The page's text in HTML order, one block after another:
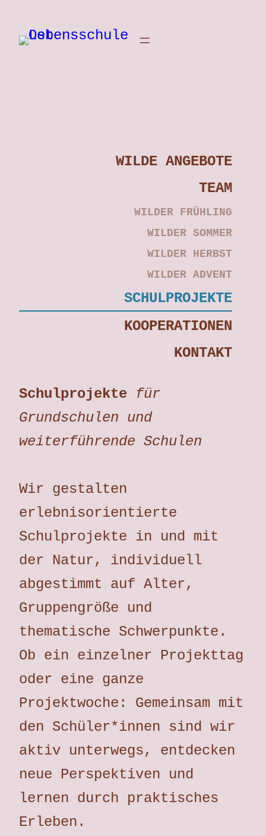
Inhalt
WILDE ANGEBOTE
TEAM
WILDER FRÜHLING
WILDER SOMMER
WILDER HERBST
WILDER ADVENT
SCHULPROJEKTE
KOOPERATIONEN
KONTAKT
Schulprojekte für
Grundschulen und
weiterführende Schulen
Wir gestalten
erlebnisorientierte
Schulprojekte in und mit
der Natur, individuell
abgestimmt auf Alter,
Gruppengröße und
thematische Schwerpunkte.
Ob ein einzelner Projekttag
oder eine ganze
Projektwoche: Gemeinsam mit
den Schüler*innen sind wir
aktiv unterwegs, entdecken
neue Perspektiven und
lernen durch praktisches
Erleben.